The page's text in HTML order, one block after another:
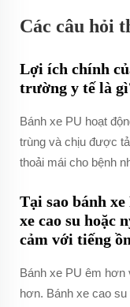
Các câu hỏi
Lợi ích chính
trường y tế là
Bánh xe PU hoạt
trùng và chịu được
thoải mái cho bệnh
Tại sao bánh
xe cao su hoặc
cảm với tiếng
Bánh xe PU êm hơn
hơn. Bánh xe cao